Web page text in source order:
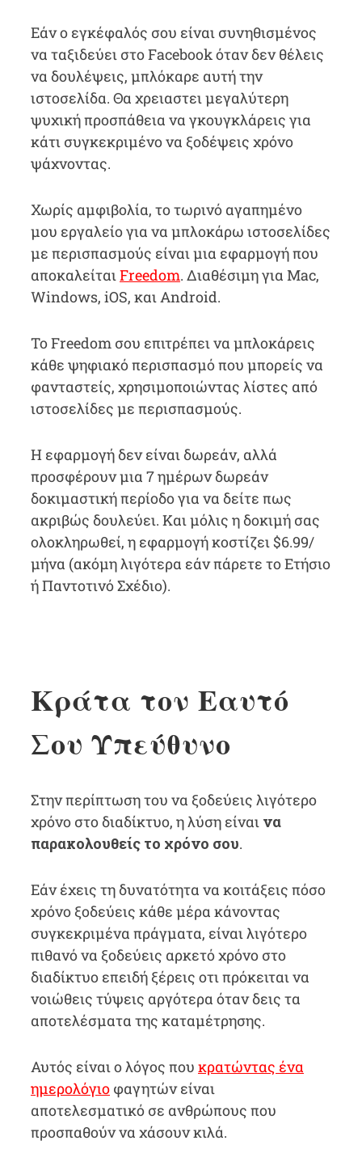
Εάν ο εγκέφαλός σου είναι συνηθισμένος
να ταξιδεύει στο Facebook όταν δεν θέλεις
να δουλέψεις, μπλόκαρε αυτή την
ιστοσελίδα. Θα χρειαστει μεγαλύτερη
ψυχική προσπάθεια να γκουγκλάρεις για
κάτι συγκεκριμένο να ξοδέψεις χρόνο
ψάχνοντας.
Χωρίς αμφιβολία, το τωρινό αγαπημένο
μου εργαλείο για να μπλοκάρω ιστοσελίδες
με περισπασμούς είναι μια εφαρμογή που
αποκαλείταιFreedom. Διαθέσιμη για Mac,
Windows, iOS, και Android.
Το Freedom σου επιτρέπει να μπλοκάρεις
κάθε ψηφιακό περισπασμό που μπορείς να
φανταστείς, χρησιμοποιώντας λίστες από
ιστοσελίδες με περισπασμούς.
Η εφαρμογή δεν είναι δωρεάν, αλλά
προσφέρουν μια 7 ημέρων δωρεάν
δοκιμαστική περίοδο για να δείτε πως
ακριβώς δουλεύει. Και μόλις η δοκιμή σας
ολοκληρωθεί, η εφαρμογή κοστίζει $6.99/
μήνα (ακόμη λιγότερα εάν πάρετε το Ετήσιο
ή Παντοτινό Σχέδιο).
Κράτα τον Εαυτό
Σου Υπεύθυνο
Στην περίπτωση του να ξοδεύεις λιγότερο
χρόνο στο διαδίκτυο, η λύση είναι να
παρακολουθείς το χρόνο σου.
Εάν έχεις τη δυνατότητα να κοιτάξεις πόσο
χρόνο ξοδεύεις κάθε μέρα κάνοντας
συγκεκριμένα πράγματα, είναι λιγότερο
πιθανό να ξοδεύεις αρκετό χρόνο στο
διαδίκτυο επειδή ξέρεις οτι πρόκειται να
νοιώθεις τύψεις αργότερα όταν δεις τα
αποτελέσματα της καταμέτρησης.
Αυτός είναι ο λόγος που κρατώντας ένα
ημερολόγιοφαγητών είναι
αποτελεσματικό σε ανθρώπους που
προσπαθούν να χάσουν κιλά.